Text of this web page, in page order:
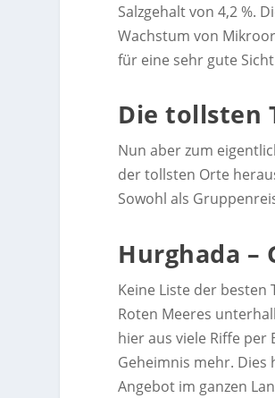
Salzgehalt von 4,2 %.
Wachstum von
für eine sehr gute
Die tollsten
Nun aber zum
der tollsten Orte
Sowohl als
Hurghada –
Keine Liste der besten
Roten Meeres
hier aus viele Riffe
Geheimnis mehr. Dies
Angebot im ganzen